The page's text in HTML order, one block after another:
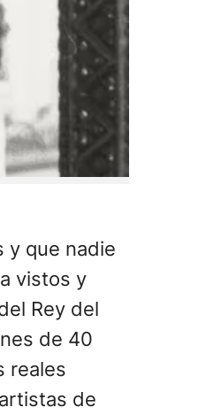
y que nadie
vistos y
Rey del
de 40
reales
de